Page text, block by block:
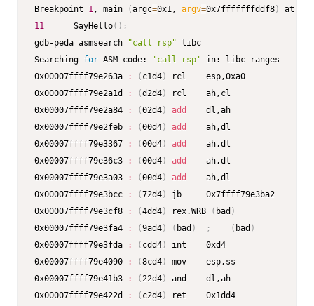
Breakpoint 1 , main (argc=0x1, argv=0x7fffffffddf8)
11
      SayHello
( ) ;
gdb-peda asmsearch
"call rsp" libc
Searching for ASM code: 'call rsp'
in: libc ranges
0x00007ffff79e263a
: ( c1d4)
rcl    esp,0xa0
0x00007ffff79e2a1d
: (d2d4)
rcl    ah,cl
0x00007ffff79e2a84
: (02d4) add
    dl,ah
0x00007ffff79e2feb
: (00d4) add
    ah,dl
0x00007ffff79e3367
: (00d4) add
    ah,dl
0x00007ffff79e36c3
: (00d4) add
    ah,dl
0x00007ffff79e3a03
: (00d4) add
    ah,dl
0x00007ffff79e3bcc
: (72d4)
jb     0x7ffff79e3ba2
0x00007ffff79e3cf8
: (4dd4) rex.WRB ( bad )
0x00007ffff79e3fa4
: (9ad4) ( bad ) ; ( bad )
0x00007ffff79e3fda
: ( cdd4)
int    0xd4
0x00007ffff79e4090
: (8cd4)
mov    esp,ss
0x00007ffff79e41b3
: ( 22d4)
and    dl,ah
0x00007ffff79e422d
: ( c2d4)
ret    0x1dd4